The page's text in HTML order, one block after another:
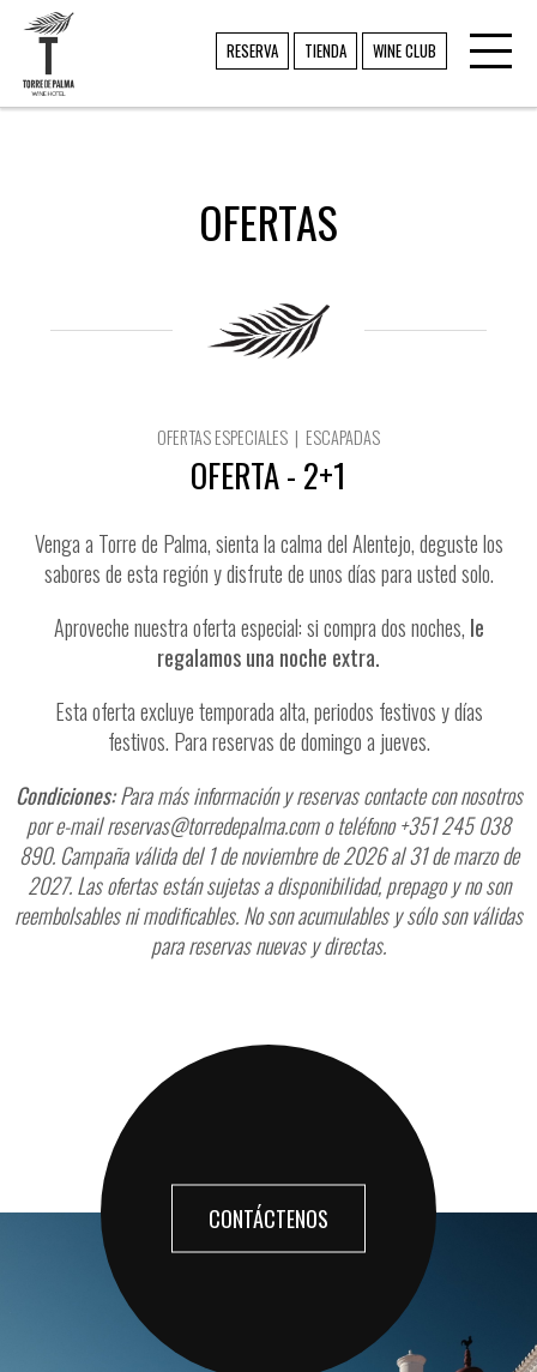
RESERVA TIENDA WINE CLUB
OFERTAS
OFERTAS ESPECIALES | ESCAPADAS
OFERTA - 2+1
Venga a Torre de Palma, sienta la calma del Alentejo, deguste los
sabores de esta región y disfrute de unos días para usted solo.
Aproveche nuestra oferta especial: si compra dos noches, le
regalamos una noche extra.
Esta oferta excluye temporada alta, periodos festivos y días
festivos. Para reservas de domingo a jueves.
Condiciones:Para más información y reservas contacte con nosotros
por e-mail reservas@torredepalma.com o teléfono +351 245 038
890. Campaña válida del 1 de noviembre de 2026 al 31 de marzo de
2027. Las ofertas están sujetas a disponibilidad, prepago y no son
reembolsables ni modificables. No son acumulables y sólo son válidas
para reservas nuevas y directas.
CONTÁCTENOS